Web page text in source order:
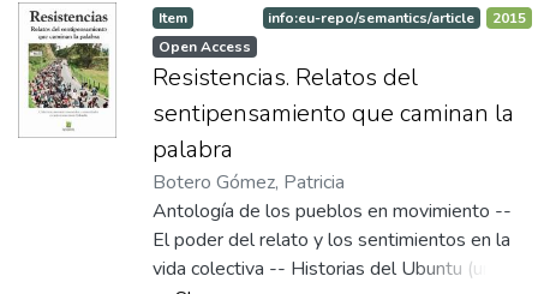
a los indígenas y sus derechos.
conductual. El capítulo 1 esboza una visión
histórica. El 2, sus presupuestos teóricos
fundamentales. El 3, describe cada una de
las técnicas o estrategias en función de las
siguientes categorías: autor o autores,
generación a la cual pertenece,
fundamentación teórica, objetivo, elementos
que la conforman, procedimiento de
aplicación, formas o variantes, indicaciones
clínicas y condiciones para maximizar su
Item
Open Access
info:eu-repo/semantics/article 2015
Resistencias. Relatos del
sentipensamiento que caminan la
palabra
Botero Gómez, Patricia
Antología de los pueblos en movimiento --
El poder del relato y los sentimientos en la
vida colectiva -- Historias del Ubuntu (un